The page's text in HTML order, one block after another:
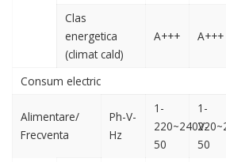
Clas
energetica
(climat cald)
A+++ A+++
Consum electric
Alimentare/
Frecventa
Ph-V-
Hz
1-
220~240V-
50
1-
50